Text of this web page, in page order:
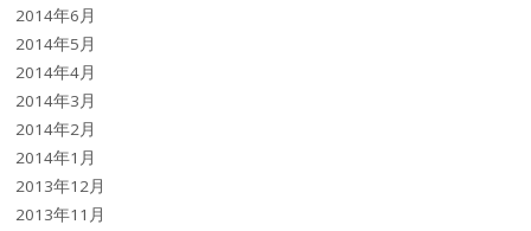
2014年6月
2014年5月
2014年4月
2014年3月
2014年2月
2014年1月
2013年12月
2013年11月